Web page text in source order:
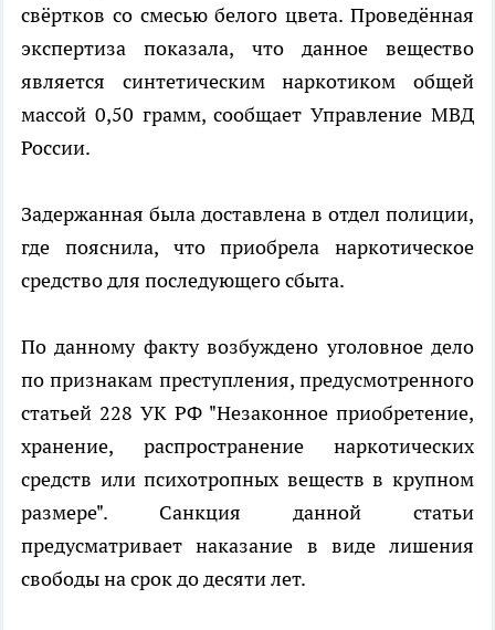
свёртков со смесью белого цвета. Проведённая
экспертиза показала, что данное вещество
является синтетическим наркотиком общей
массой 0,50 грамм, сообщает Управление МВД
России.
Задержанная была доставлена в отдел полиции,
где пояснила, что приобрела наркотическое
средство для последующего сбыта.
По данному факту возбуждено уголовное дело
по признакам преступления, предусмотренного
статьей 228 УК РФ "Незаконное приобретение,
хранение, распространение наркотических
средств или психотропных веществ в крупном
размере". Санкция данной статьи
предусматривает наказание в виде лишения
свободы на срок до десяти лет.